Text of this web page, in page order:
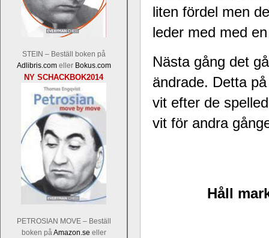
STEIN – Beställ boken på
Adlibris.comeller Bokus.com
NY SCHACKBOK2014
PETROSIAN MOVE – Beställ
boken påAmazon.se eller
Tata Steel-turneringens
uppnått allt som kan uppnås som
varit med om som schackspelare
tacksamma och nöjda över alla de
sina framtida projekt.
Alingsås Schacksällskap fyller
parturnering i Alingsås 4-5 maj.
liten fördel men
leder med med
Nästa gång det
ändrade. Detta
vit efter de
vit för andra
Håll